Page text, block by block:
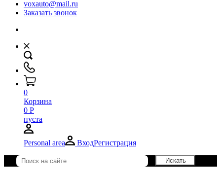
voxauto@mail.ru
Заказать звонок
0
Корзина
0 Р
пуста
Personal area ВходРегистрация